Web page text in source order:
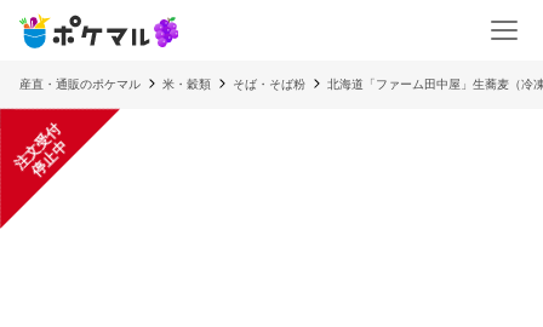
産直・通販のポケマル 米・穀類 そば・そば粉 北海道「ファーム田中屋」生蕎麦（冷
注
文
受
付
停
止
中